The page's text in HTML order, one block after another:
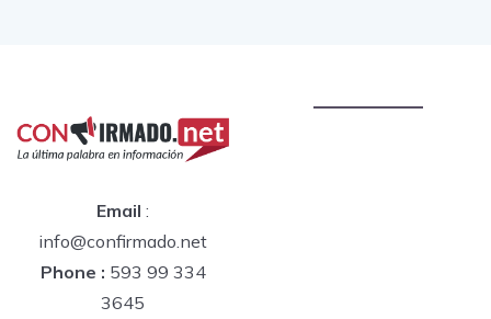
Email :
info@confirmado.net
Phone : 593 99 334
3645